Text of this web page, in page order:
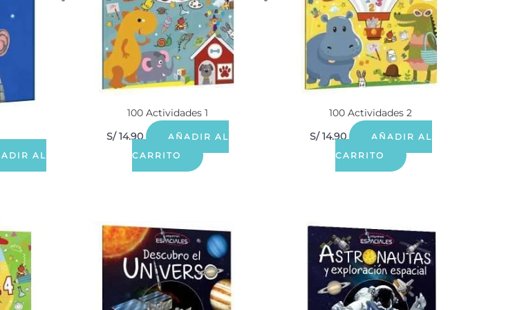
AL
100 Actividades 1
S/14.90
AÑADIR AL
CARRITO
100 Actividades 2
S/14.90
AÑADIR AL
CARRITO